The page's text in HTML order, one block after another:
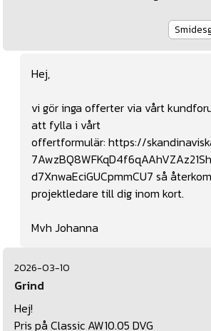
Hej,
vi gör inga offerter via vårt
att fylla i vårt
offertformulär: https://
d7XnwaEciGUCpmmCU7 så
projektledare till dig inom kort.
Mvh Johanna
2026-03-10
Grind
Hej!
Pris på Classic AW10.05 DVG